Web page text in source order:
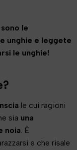
le
unghie e leggete
le unghie!
le cui ragioni
sia una
noia. È
e che risale